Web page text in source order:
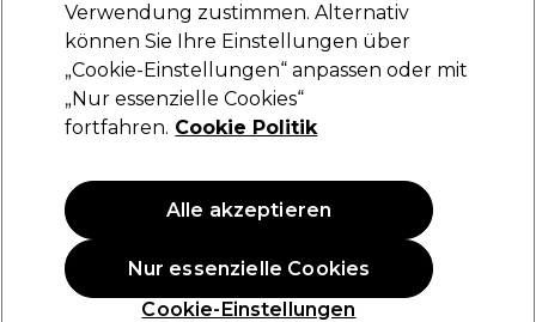
Sibel Color Worktable Acrylitiss/0170800
0
233,72 €333,89 €
Verwendung zustimmen. Alternativ
können Sie Ihre Einstellungen über
„Cookie-Einstellungen“ anpassen oder mit
„Nur essenzielle Cookies“
fortfahren. Cookie Politik
Cookie-Einstellungen
Nur essenzielle Cookies
Alle akzeptieren